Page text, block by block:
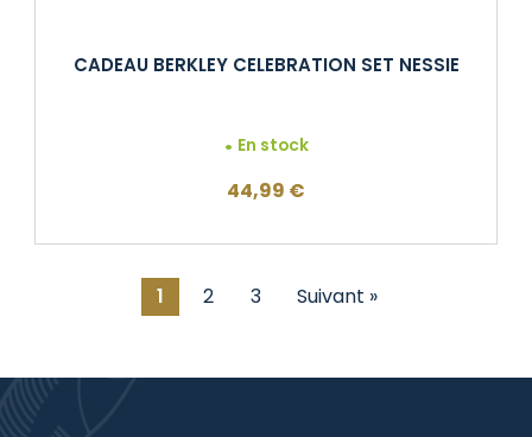
1 2 3 Suivant »
CADEAU BERKLEY CELEBRATION SET NESSIE
En stock
44,99 €